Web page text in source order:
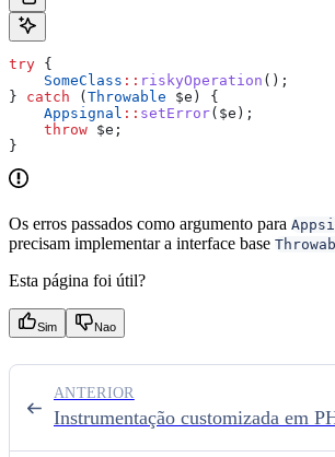
try {
    SomeClass
:: riskyOperation ();
} catch ( Throwable $e ) {
    Appsignal
:: setError( $e );
    throw
$e ;
}
Os erros passados como argumento para
precisam implementar a interface base
Esta página foi útil?
Sim Nao
Instrumentação customizada em
ANTERIOR